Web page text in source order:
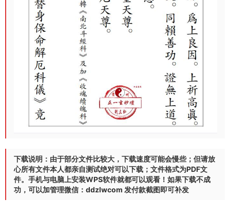
下载说明：由于部分文件比较大，下载速度可能会慢些；但请放
心所有文件本人都亲自测试绝对可以下载；文件格式为PDF文
件。手机与电脑上安装WPS软件就都可以观看！如果下载不成
功，可以加管理微信：ddzlwcom 发付款截图即可补发